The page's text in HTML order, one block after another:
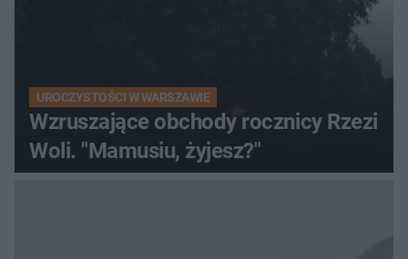
UROCZYSTOŚCI W WARSZAWIE
Wzruszające obchody rocznicy Rzezi
Woli. "Mamusiu, żyjesz?"